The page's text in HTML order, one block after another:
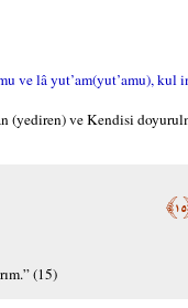
ve lâ yut’am(yut’amu),
(yediren) ve Kendisi
(15)